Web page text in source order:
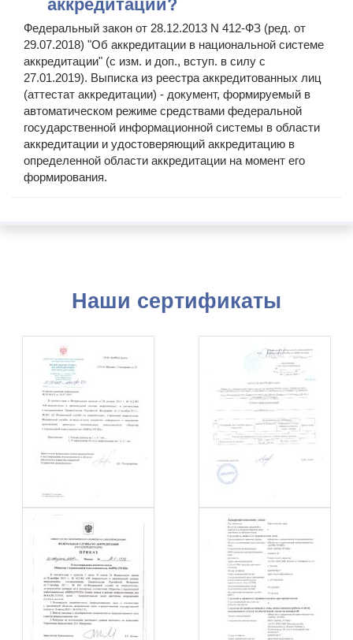
Федеральный закон от 28.12.2013 N 412-ФЗ (ред. от
29.07.2018) "Об аккредитации в национальной системе
аккредитации" (с изм. и доп., вступ. в силу с
27.01.2019). Выписка из реестра аккредитованных лиц
(аттестат аккредитации) - документ, формируемый в
автоматическом режиме средствами федеральной
государственной информационной системы в области
аккредитации и удостоверяющий аккредитацию в
определенной области аккредитации на момент его
формирования.
Наши сертификаты